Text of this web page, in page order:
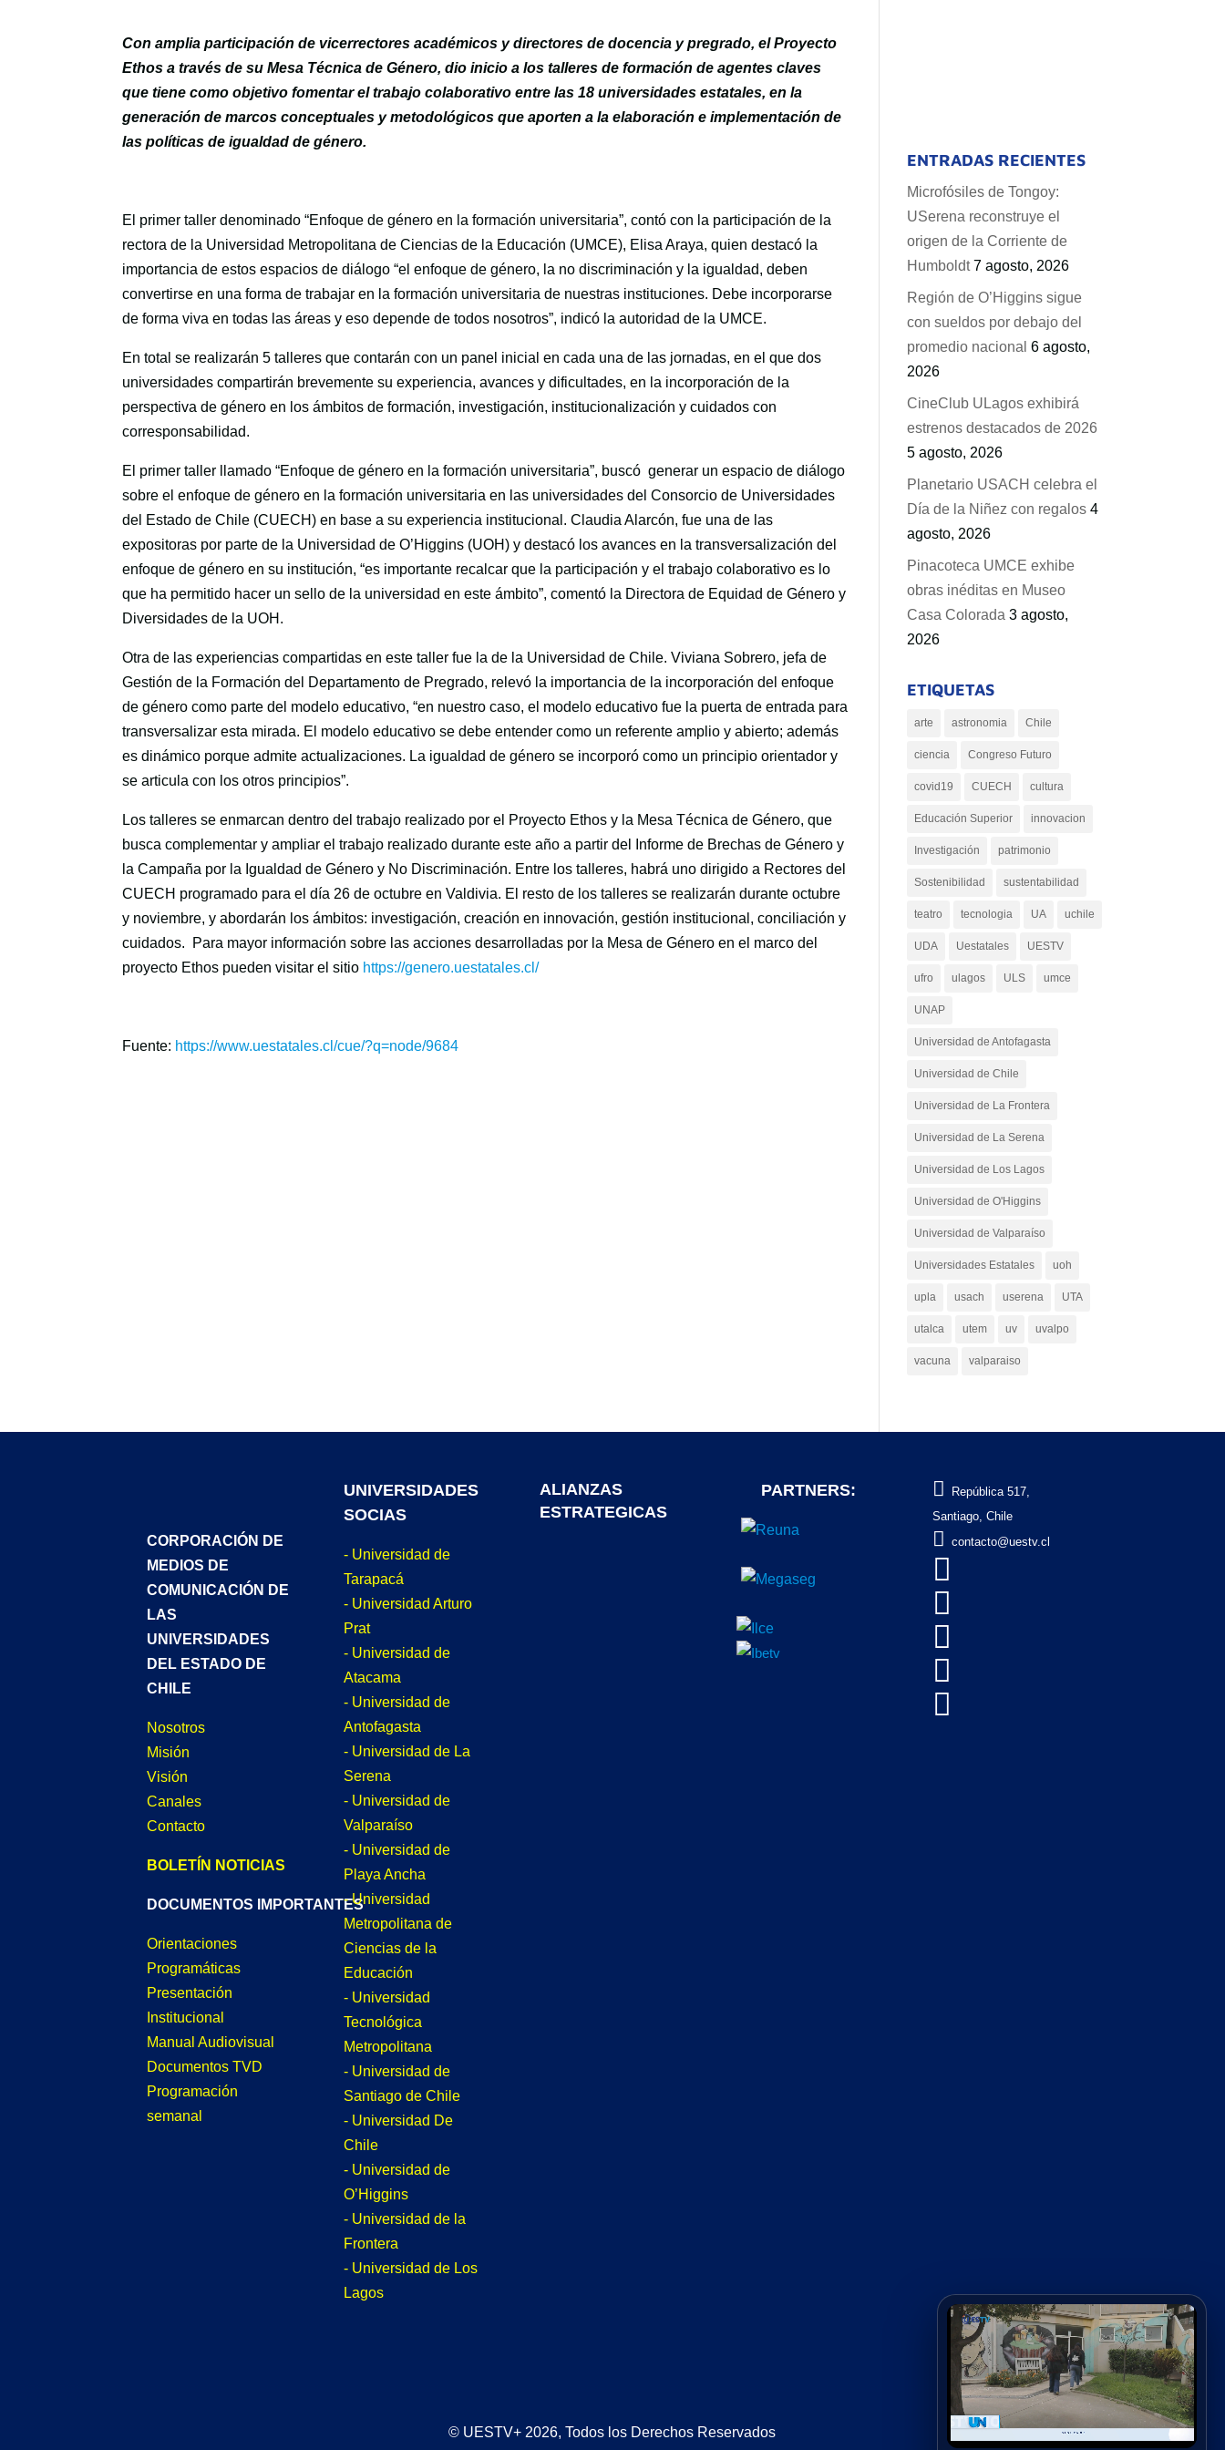
Con amplia participación de vicerrectores académicos y directores de docencia y pregrado, elProyecto
Ethos a través de su Mesa Técnica de Género, dio inicio a los talleres de formación de agentes claves
que tiene como objetivo fomentar el trabajo colaborativo entre las 18 universidades estatales, en la
generación de marcos conceptuales y metodológicos que aporten a la elaboración e implementación de
las políticas de igualdad de género.
El primer taller denominado “Enfoque de género en la formación universitaria”, contó con la participación de la
rectora de la Universidad Metropolitana de Ciencias de la Educación (UMCE), Elisa Araya, quien destacó la
importancia de estos espacios de diálogo “el enfoque de género, la no discriminación y la igualdad, deben
convertirse en una forma de trabajar en la formación universitaria de nuestras instituciones. Debe incorporarse
de forma viva en todas las áreas y eso depende de todos nosotros”, indicó la autoridad de la UMCE.
En total se realizarán 5 talleres que contarán con un panel inicial en cada una de las jornadas, en el que dos
universidades compartirán brevemente su experiencia, avances y dificultades, en la incorporación de la
perspectiva de género en los ámbitos de formación, investigación, institucionalización y cuidados con
corresponsabilidad.
El primer taller llamado “Enfoque de género en la formación universitaria”, buscó generar un espacio de diálogo
sobre el enfoque de género en la formación universitaria en las universidades del Consorcio de Universidades
del Estado de Chile (CUECH) en base a su experiencia institucional. Claudia Alarcón, fue una de las
expositoras por parte de la Universidad de O’Higgins (UOH) y destacó los avances en la transversalización del
enfoque de género en su institución, “es importante recalcar que la participación y el trabajo colaborativo es lo
que ha permitido hacer un sello de la universidad en este ámbito”, comentó la Directora de Equidad de Género y
Diversidades de la UOH.
Otra de las experiencias compartidas en este taller fue la de la Universidad de Chile. Viviana Sobrero, jefa de
Gestión de la Formación del Departamento de Pregrado, relevó la importancia de la incorporación del enfoque
de género como parte del modelo educativo, “en nuestro caso, el modelo educativo fue la puerta de entrada para
transversalizar esta mirada. El modelo educativo se debe entender como un referente amplio y abierto; además
es dinámico porque admite actualizaciones. La igualdad de género se incorporó como un principio orientador y
se articula con los otros principios”.
Los talleres se enmarcan dentro del trabajo realizado por el Proyecto Ethos y la Mesa Técnica de Género, que
busca complementar y ampliar el trabajo realizado durante este año a partir del Informe de Brechas de Género y
la Campaña por la Igualdad de Género y No Discriminación. Entre los talleres, habrá uno dirigido a Rectores del
CUECH programado para el día 26 de octubre en Valdivia. El resto de los talleres se realizarán durante octubre
y noviembre, y abordarán los ámbitos: investigación, creación en innovación, gestión institucional, conciliación y
cuidados. Para mayor información sobre las acciones desarrolladas por la Mesa de Género en el marco del
proyecto Ethos pueden visitar el sitio https://genero.uestatales.cl/
Fuente: https://www.uestatales.cl/cue/?q=node/9684
ENTRADAS RECIENTES
Microfósiles de Tongoy:
USerena reconstruye el
origen de la Corriente de
Humboldt 7 agosto, 2026
Región de O’Higgins sigue
con sueldos por debajo del
promedio nacional 6 agosto,
2026
CineClub ULagos exhibirá
estrenos destacados de 2026
5 agosto, 2026
Planetario USACH celebra el
Día de la Niñez con regalos 4
agosto, 2026
Pinacoteca UMCE exhibe
obras inéditas en Museo
Casa Colorada 3 agosto,
2026
ETIQUETAS
arte astronomia Chile
ciencia Congreso Futuro
covid19 CUECH cultura
Educación Superior innovacion
Investigación patrimonio
Sostenibilidad sustentabilidad
teatro tecnologia UA uchile
UDA Uestatales UESTV
ufro ulagos ULS umce
UNAP
Universidad de Antofagasta
Universidad de Chile
Universidad de La Frontera
Universidad de La Serena
Universidad de Los Lagos
Universidad de O'Higgins
Universidad de Valparaíso
Universidades Estatales uoh
upla usach userena UTA
utalca utem uv uvalpo
vacuna valparaiso
CORPORACIÓN DE
MEDIOS DE
COMUNICACIÓN DE
LAS
UNIVERSIDADES
DEL ESTADO DE
CHILE
Nosotros
Misión
Visión
Canales
Contacto
BOLETÍN NOTICIAS
DOCUMENTOS IMPORTANTES
Orientaciones
Programáticas
Presentación
Institucional
Manual Audiovisual
Documentos TVD
Programación
semanal
UNIVERSIDADES
SOCIAS
- Universidad de
Tarapacá
- Universidad Arturo
Prat
- Universidad de
Atacama
- Universidad de
Antofagasta
- Universidad de La
Serena
- Universidad de
Valparaíso
- Universidad de
Playa Ancha
- Universidad
Metropolitana de
Ciencias de la
Educación
- Universidad
Tecnológica
Metropolitana
- Universidad de
Santiago de Chile
- Universidad De
Chile
- Universidad de
O’Higgins
- Universidad de la
Frontera
- Universidad de Los
Lagos
ALIANZAS
ESTRATEGICAS
PARTNERS: 
República 517,
Santiago, Chile
 contacto@uestv.cl





© UESTV+ 2026, Todos los Derechos Reservados